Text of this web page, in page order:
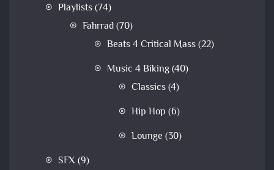
Playlists(74)
Fahrrad(70)
Beats 4 Critical Mass(22)
Music 4 Biking(40)
Classics(4)
Hip Hop (6)
Lounge (30)
SFX(9)